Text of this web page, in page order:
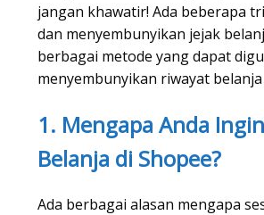
jangan khawatir! Ada beberapa
dan menyembunyikan jejak
berbagai metode yang dapat
menyembunyikan riwayat
1. Mengapa Anda
Belanja di Shopee?
Ada berbagai alasan mengapa